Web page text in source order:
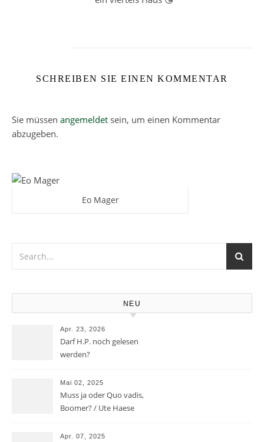
SCHREIBEN SIE EINEN KOMMENTAR
Sie müssen angemeldet sein, um einen Kommentar
abzugeben.
Eo Mager
NEU
Apr. 23, 2026
Darf H.P. noch gelesen
werden?
Mai 02, 2025
Muss ja oder Quo vadis,
Boomer? / Ute Haese
Apr. 07, 2025